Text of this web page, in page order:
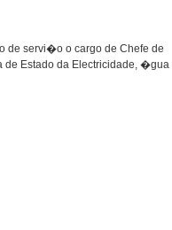
de servi�o o cargo de Chefe de
de Estado da Electricidade, �gua